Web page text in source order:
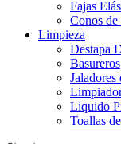
Fajas
Conos
Limpieza
Destapa
Basureros
Jaladores
Liquido
Toallas